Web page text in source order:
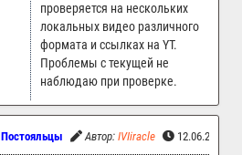
проверяется на нескольких
локальных видео различного
формата и ссылках на YT.
Проблемы с текущей не
наблюдаю при проверке.
Постояльцы Автор: IVIiracle 12.06.2025